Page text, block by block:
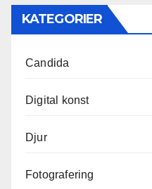
KATEGORIER
Candida
Digital konst
Djur
Fotografering